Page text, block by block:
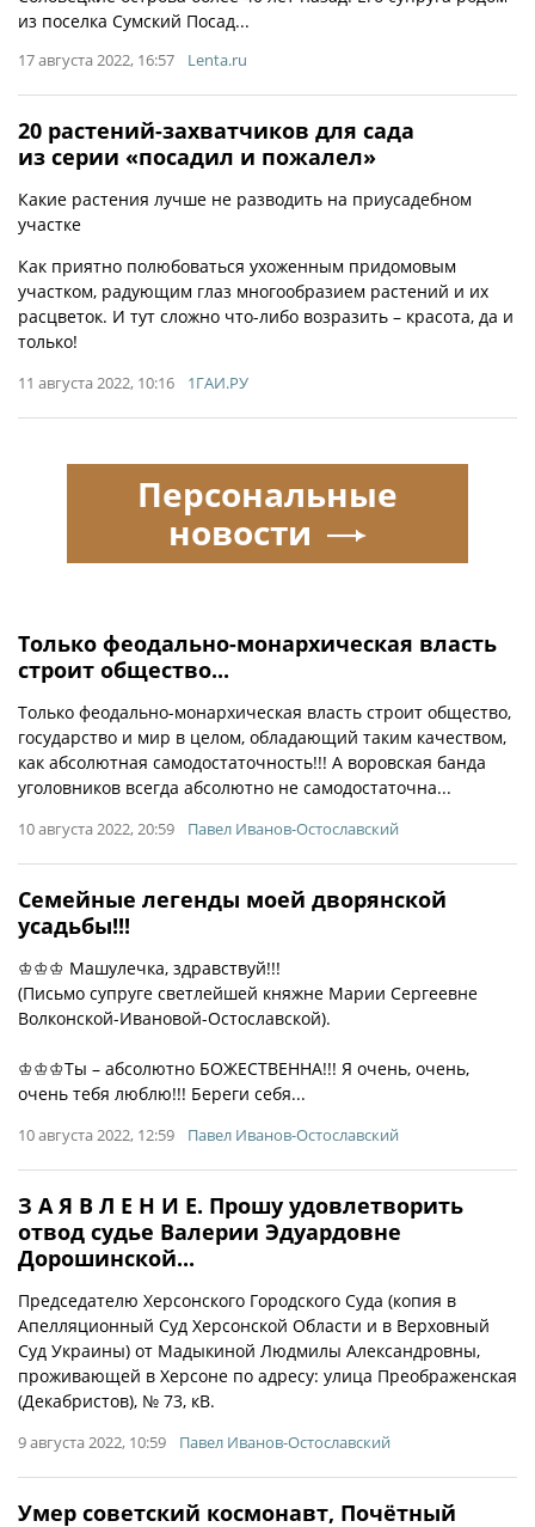
из поселка Сумский Посад...
17 августа 2022, 16:57 Lenta.ru
20 растений-захватчиков для сада
из серии «посадил и пожалел»
Какие растения лучше не разводить на приусадебном
участке
Как приятно полюбоваться ухоженным придомовым
участком, радующим глаз многообразием растений и их
расцветок. И тут сложно что-либо возразить – красота, да и
только!
11 августа 2022, 10:16 1ГАИ.РУ
Только феодально-монархическая власть
строит общество...
Только феодально-монархическая власть строит общество,
государство и мир в целом, обладающий таким качеством,
как абсолютная самодостаточность!!! А воровская банда
уголовников всегда абсолютно не самодостаточна...
10 августа 2022, 20:59 Павел Иванов-Остославский
Семейные легенды моей дворянской
усадьбы!!!
♔♔♔ Машулечка, здравствуй!!!
(Письмо супруге светлейшей княжне Марии Сергеевне
Волконской-Ивановой-Остославской).
♔♔♔Ты – абсолютно БОЖЕСТВЕННА!!! Я очень, очень,
очень тебя люблю!!! Береги себя...
10 августа 2022, 12:59 Павел Иванов-Остославский
З А Я В Л Е Н И Е. Прошу удовлетворить
отвод судье Валерии Эдуардовне
Дорошинской...
Председателю Херсонского Городского Суда (копия в
Апелляционный Суд Херсонской Области и в Верховный
Суд Украины) от Мадыкиной Людмилы Александровны,
проживающей в Херсоне по адресу: улица Преображенская
(Декабристов), № 73, кВ.
9 августа 2022, 10:59 Павел Иванов-Остославский
Умер советский космонавт, Почётный
Персональные
новости